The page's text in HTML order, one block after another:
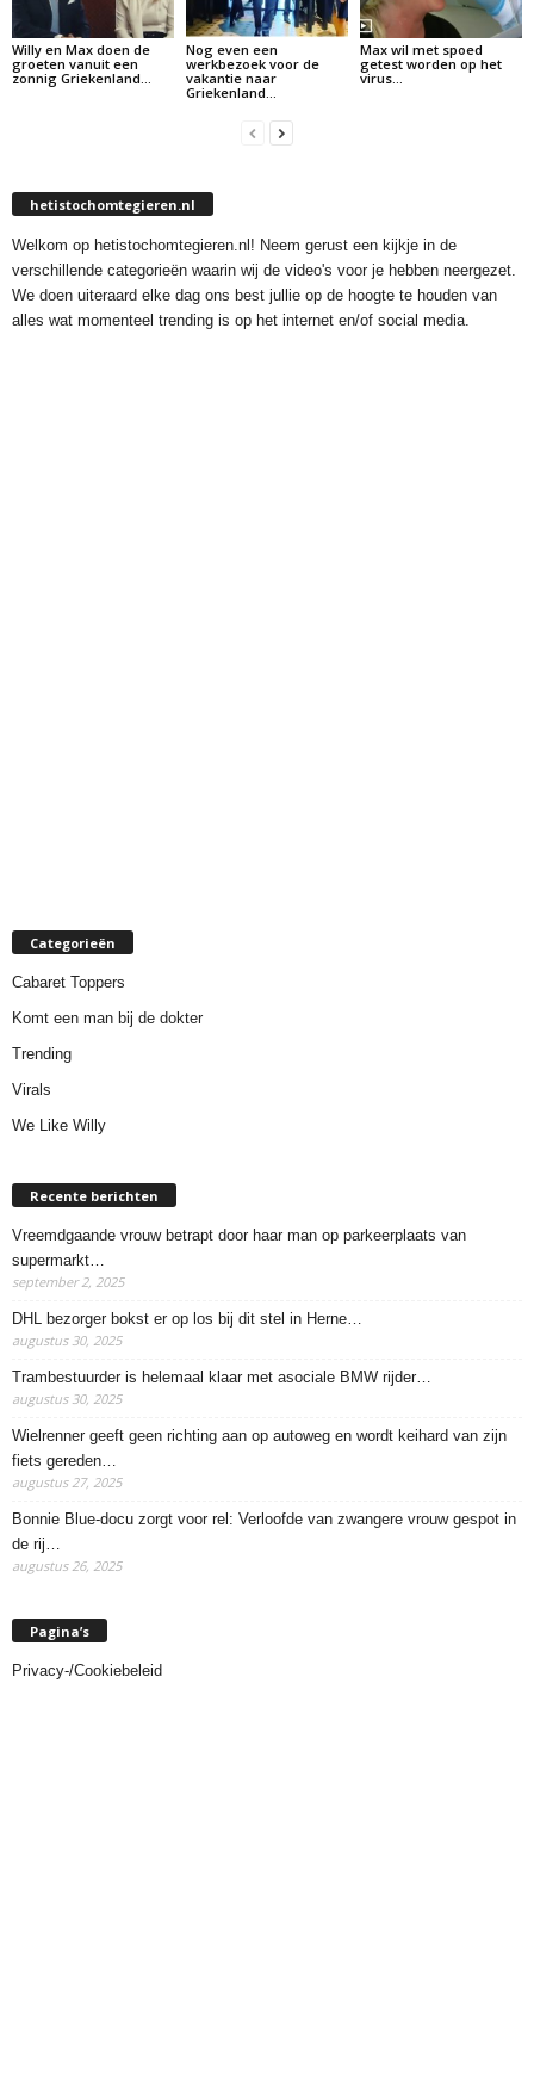
Willy en Max doen de
groeten vanuit een
zonnig Griekenland…
Nog even een
werkbezoek voor de
vakantie naar
Griekenland…
Max wil met spoed
getest worden op het
virus…
hetistochomtegieren.nl
Welkom op hetistochomtegieren.nl! Neem gerust een kijkje in de
verschillende categorieën waarin wij de video's voor je hebben neergezet.
We doen uiteraard elke dag ons best jullie op de hoogte te houden van
alles wat momenteel trending is op het internet en/of social media.
Categorieën
Cabaret Toppers
Komt een man bij de dokter
Trending
Virals
We Like Willy
Recente berichten
Vreemdgaande vrouw betrapt door haar man op parkeerplaats van
supermarkt…
september 2, 2025
DHL bezorger bokst er op los bij dit stel in Herne…
augustus 30, 2025
Trambestuurder is helemaal klaar met asociale BMW rijder…
augustus 30, 2025
Wielrenner geeft geen richting aan op autoweg en wordt keihard van zijn
fiets gereden…
augustus 27, 2025
Bonnie Blue-docu zorgt voor rel: Verloofde van zwangere vrouw gespot in
de rij…
augustus 26, 2025
Pagina’s
Privacy-/Cookiebeleid